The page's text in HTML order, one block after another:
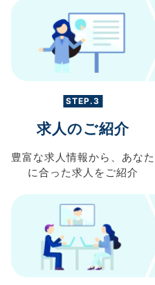
STEP.3
求人のご紹介
豊富な求人情報から、 あなた
に合った求人を ご紹介